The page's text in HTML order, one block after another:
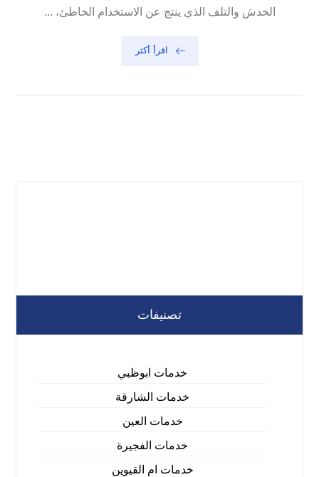
الخدش والتلف الذي ينتج عن الاستخدام الخاطئ، ...
اقرأ أكثر
تصنيفات
خدمات ابوظبي
خدمات الشارقة
خدمات العين
خدمات الفجيرة
خدمات ام القيوين